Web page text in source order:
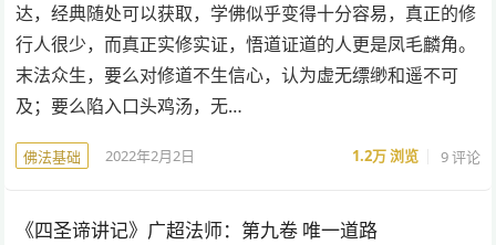
达，经典随处可以获取，学佛似乎变得十分容易，真正的修
行人很少，而真正实修实证，悟道证道的人更是凤毛麟角。
末法众生，要么对修道不生信心，认为虚无缥缈和遥不可
及；要么陷入口头鸡汤，无…
佛法基础 2022年2月2日 1.2万浏览 9 评论
《四圣谛讲记》广超法师：第九卷 唯一道路